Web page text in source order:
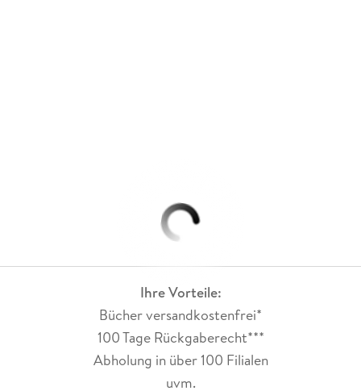
Ihre Vorteile:
Bücher versandkostenfrei*
100 Tage Rückgaberecht***
Abholung in über 100 Filialen
uvm.